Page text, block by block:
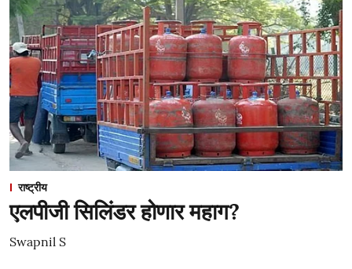
राष्ट्रीय
एलपीजी सिलिंडर होणार महाग?
Swapnil S